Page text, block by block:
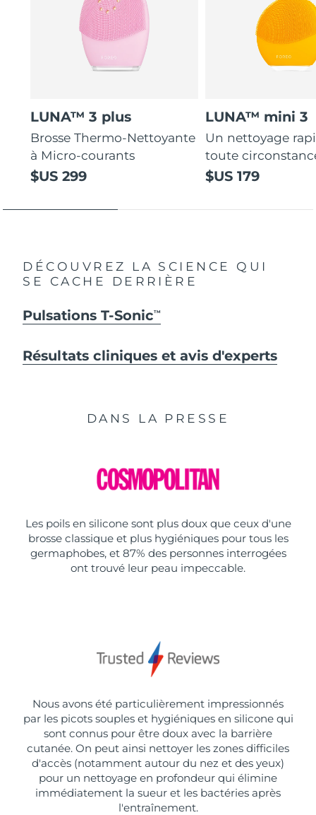
LUNA™ 3 plus
Brosse Thermo-Nettoyante
à Micro-courants
$US 299
LUNA™ mini 3
Un nettoyage
toute
$US 179
DÉCOUVREZ LA SCIENCE QUI
SE CACHE DERRIÈRE
Pulsations T-SonicTM
Résultats cliniques et avis d'experts
DANS LA PRESSE
Les poils en silicone sont plus doux que ceux d'une
brosse classique et plus hygiéniques pour tous les
germaphobes, et 87% des personnes interrogées
ont trouvé leur peau impeccable.
Nous avons été particulièrement impressionnés
par les picots souples et hygiéniques en silicone qui
sont connus pour être doux avec la barrière
cutanée. On peut ainsi nettoyer les zones difficiles
d'accès (notamment autour du nez et des yeux)
pour un nettoyage en profondeur qui élimine
immédiatement la sueur et les bactéries après
l'entraînement.